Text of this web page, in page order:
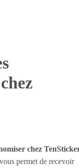
chez
permet de recevoir